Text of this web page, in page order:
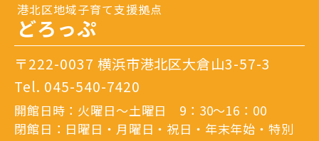
港北区地域子育て支援拠点
どろっぷ
〒222-0037 横浜市港北区大倉山3-57-3
Tel. 045-540-7420
開館日時：火曜日～土曜日 9：30～16：00
閉館日：日曜日・月曜日・祝日・年末年始・特別